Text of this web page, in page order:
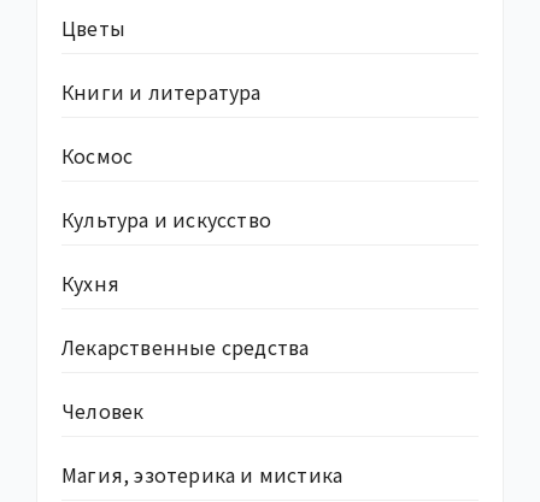
Цветы
Книги и литература
Космос
Культура и искусство
Кухня
Лекарственные средства
Человек
Магия, эзотерика и мистика